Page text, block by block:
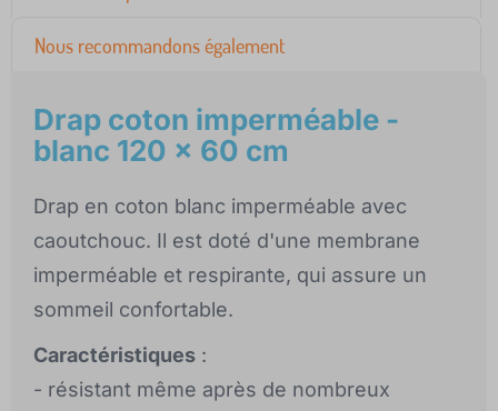
Nous recommandons également
Drap coton imperméable -
blanc 120 x 60 cm
Drap en coton blanc imperméable avec
caoutchouc. Il est doté d'une membrane
imperméable et respirante, qui assure un
sommeil confortable.
Caractéristiques :
- résistant même après de nombreux